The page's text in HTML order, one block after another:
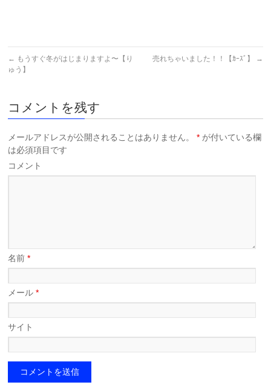
← もうすぐ冬がはじまりますよ〜【り
ゅう】
売れちゃいました！！【ｶｰｽﾞ】 →
コメントを残す
メールアドレスが公開されることはありません。 * が付いている欄
は必須項目です
コメント
名前*
メール*
サイト